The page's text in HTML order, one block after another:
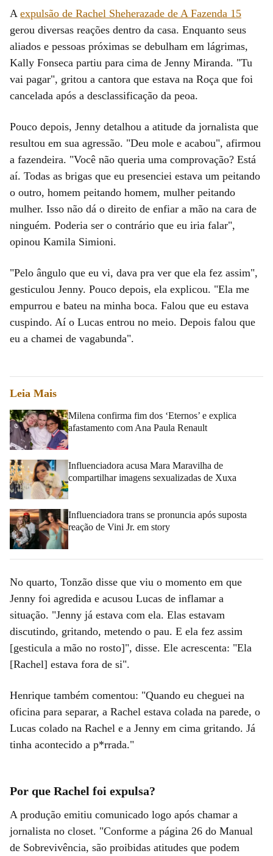
A expulsão de Rachel Sheherazade de A Fazenda 15
gerou diversas reações dentro da casa. Enquanto seus
aliados e pessoas próximas se debulham em lágrimas,
Kally Fonseca partiu para cima de Jenny Miranda. "Tu
vai pagar", gritou a cantora que estava na Roça que foi
cancelada após a desclassificação da peoa.
Pouco depois, Jenny detalhou a atitude da jornalista que
resultou em sua agressão. "Deu mole e acabou", afirmou
a fazendeira. "Você não queria uma comprovação? Está
aí. Todas as brigas que eu presenciei estava um peitando
o outro, homem peitando homem, mulher peitando
mulher. Isso não dá o direito de enfiar a mão na cara de
ninguém. Poderia ser o contrário que eu iria falar",
opinou Kamila Simioni.
"Pelo ângulo que eu vi, dava pra ver que ela fez assim",
gesticulou Jenny. Pouco depois, ela explicou. "Ela me
empurrou e bateu na minha boca. Falou que eu estava
cuspindo. Aí o Lucas entrou no meio. Depois falou que
eu a chamei de vagabunda".
Leia Mais
Milena confirma fim dos ‘Eternos’ e explica
afastamento com Ana Paula Renault
Influenciadora acusa Mara Maravilha de
compartilhar imagens sexualizadas de Xuxa
Influenciadora trans se pronuncia após suposta
reação de Vini Jr. em story
No quarto, Tonzão disse que viu o momento em que
Jenny foi agredida e acusou Lucas de inflamar a
situação. "Jenny já estava com ela. Elas estavam
discutindo, gritando, metendo o pau. E ela fez assim
[gesticula a mão no rosto]", disse. Ele acrescenta: "Ela
[Rachel] estava fora de si".
Henrique também comentou: "Quando eu cheguei na
oficina para separar, a Rachel estava colada na parede, o
Lucas colado na Rachel e a Jenny em cima gritando. Já
tinha acontecido a p*rrada."
Por que Rachel foi expulsa?
A produção emitiu comunicado logo após chamar a
jornalista no closet. "Conforme a página 26 do Manual
de Sobrevivência, são proibidas atitudes que podem